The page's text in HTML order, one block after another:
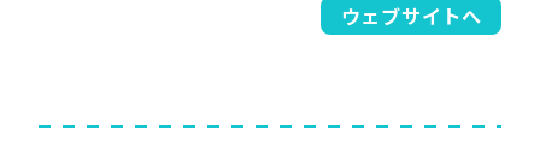
ウェブサイトへ